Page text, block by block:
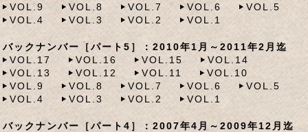
VOL.9
VOL.8 VOL.7 VOL.6
VOL.5
VOL.4
VOL.3 VOL.2 VOL.1
バックナンバー［パート5］：2010年1月～2011年2月迄
VOL.17
VOL.16 VOL.15
VOL.14
VOL.13
VOL.12 VOL.11
VOL.10
VOL.9
VOL.8 VOL.7 VOL.6
VOL.5
VOL.4
VOL.3 VOL.2 VOL.1
バックナンバー［パート4］：2007年4月～2009年12月迄